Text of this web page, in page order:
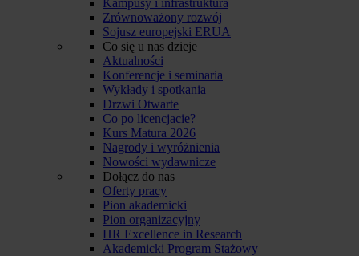
Zrównoważony rozwój
Sojusz europejski ERUA
Co się u nas dzieje
Aktualności
Konferencje i seminaria
Wykłady i spotkania
Drzwi Otwarte
Co po licencjacie?
Kurs Matura 2026
Nagrody i wyróżnienia
Nowości wydawnicze
Dołącz do nas
Oferty pracy
Pion akademicki
Pion organizacyjny
HR Excellence in Research
Akademicki Program Stażowy